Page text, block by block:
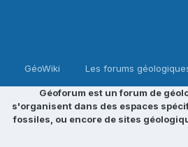
GéoWiki Les forums
Géoforum est un forum de
s'organisent dans des espaces
fossiles, ou encore de sites